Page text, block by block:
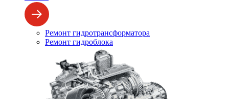
Ремонт гидротрансформатора
Ремонт гидроблока